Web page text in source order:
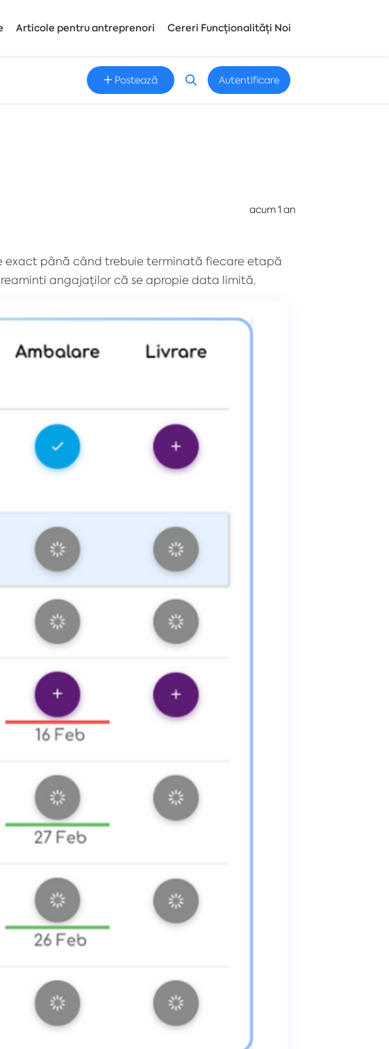
Articole pentru antreprenori Cereri Funcționalități Noi
Postează Autentificare
acum 1 an
exact până când trebuie terminată fiecare etapă
angajaților că se apropie data limită.